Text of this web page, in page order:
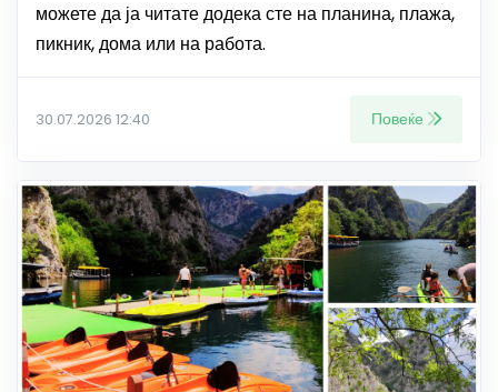
можете да ја читате додека сте на планина, плажа,
пикник, дома или на работа.
30.07.2026 12:40 Повеќе